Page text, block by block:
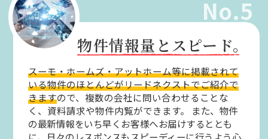
No.5
物件情報量とスピード。
スーモ・ホームズ・アットホーム等に掲載されて
いる物件のほとんどがリードネクストでご紹介で
きますので、複数の会社に問い合わせることな
く、資料請求や物件内覧ができます。
また、物件
の最新情報をいち早くお客様へお届けするととも